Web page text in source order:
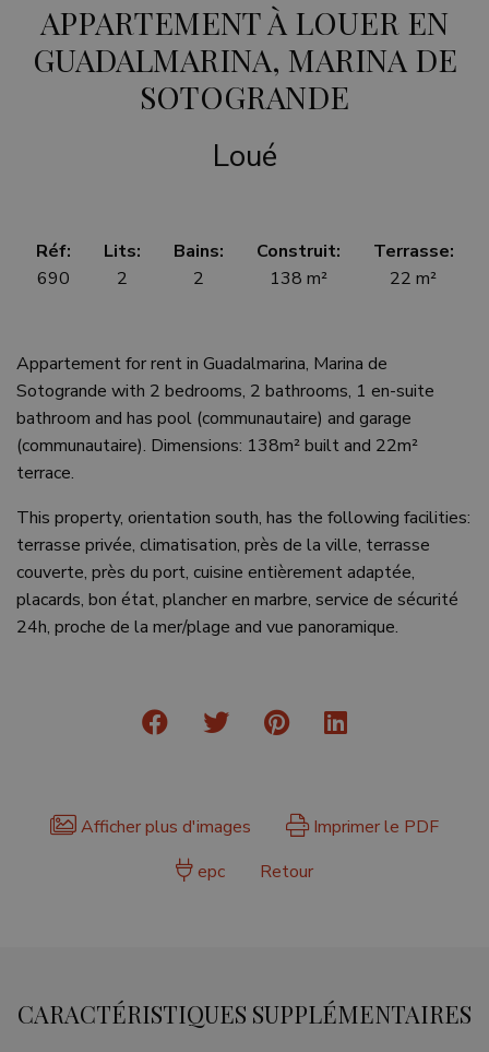
APPARTEMENT À LOUER EN
GUADALMARINA, MARINA DE
SOTOGRANDE
Loué
Réf:
690
Lits:
2
Bains:
2
Construit:
138 m²
Terrasse:
22 m²
Appartement for rent in Guadalmarina, Marina de
Sotogrande with 2 bedrooms, 2 bathrooms, 1 en-suite
bathroom and has pool (communautaire) and garage
(communautaire). Dimensions: 138m² built and 22m²
terrace.
This property, orientation south, has the following facilities:
terrasse privée, climatisation, près de la ville, terrasse
couverte, près du port, cuisine entièrement adaptée,
placards, bon état, plancher en marbre, service de sécurité
24h, proche de la mer/plage and vue panoramique.
Afficher plus d'images
Imprimer le PDF
epc
Retour
CARACTÉRISTIQUES SUPPLÉMENTAIRES